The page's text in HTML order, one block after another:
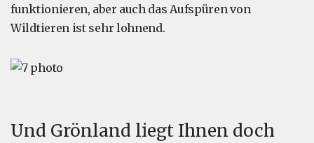
funktionieren, aber auch das Aufspüren von
Wildtieren ist sehr lohnend.
Und Grönland liegt Ihnen doch